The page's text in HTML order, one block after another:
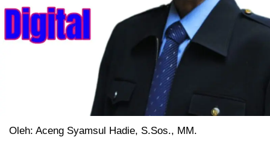
Oleh: Aceng Syamsul Hadie, S.Sos., MM.